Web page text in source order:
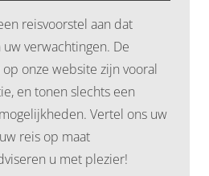
reisvoorstel aan dat
verwachtingen. De
onze website zijn vooral
en tonen slechts een
Vertel ons uw
reis op maat
u met plezier!